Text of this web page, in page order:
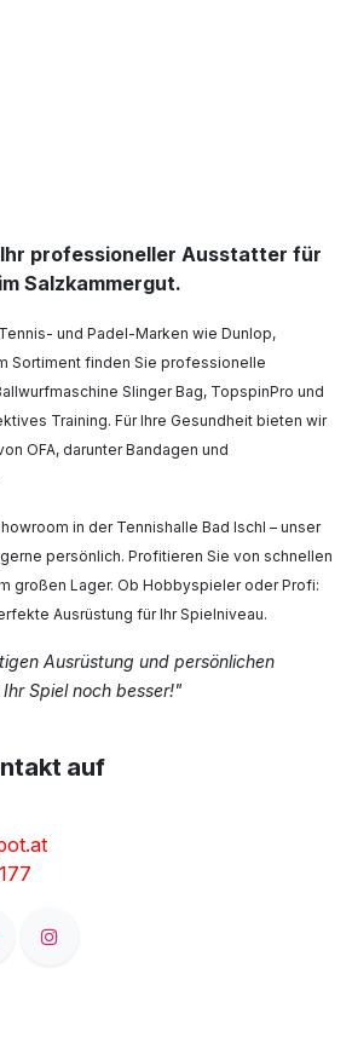
professioneller Ausstatter für
Salzkammergut.
und Padel-Marken wie Dunlop,
Sortiment finden Sie professionelle
Slinger Bag, TopspinPro und
Training. Für Ihre Gesundheit bieten wir
OFA, darunter Bandagen und
in der Tennishalle Bad Ischl – unser
persönlich. Profitieren Sie von schnellen
großen Lager. Ob Hobbyspieler oder Profi:
Ausrüstung für Ihr Spielniveau.
Ausrüstung und persönlichen
Spiel noch besser!"
auf